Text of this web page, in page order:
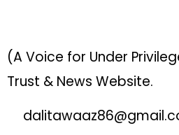
(A Voice for Under
Trust & News Website.